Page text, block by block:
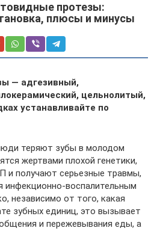
протезы:
плюсы и минусы
— адгезивный,
цельнолитый,
устанавливайте по
теряют зубы в молодом
жертвами плохой генетики,
и получают серьезные травмы,
инфекционно-воспалительным
независимо от того, какая
зубных единиц, это вызывает
и пережевывания еды, а